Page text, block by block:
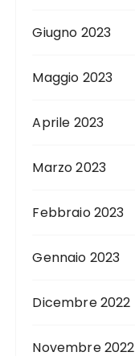
Giugno 2023
Maggio 2023
Aprile 2023
Marzo 2023
Febbraio 2023
Gennaio 2023
Dicembre 2022
Novembre 2022